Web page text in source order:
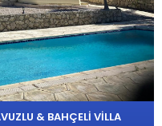
& BAHÇELI VILLA